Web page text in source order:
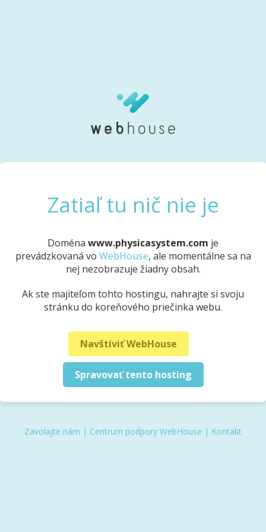
Zatiaľ tu nič nie je
Doména www.physicasystem.com je
prevádzkovaná vo WebHouse, ale momentálne sa na
nej nezobrazuje žiadny obsah.
Ak ste majiteľom tohto hostingu, nahrajte si svoju
stránku do koreňového priečinka webu.
Navštíviť WebHouse
Spravovať tento hosting
Zavolajte nám | Centrum podpory WebHouse | Kontakt